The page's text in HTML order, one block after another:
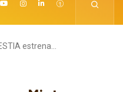
estrena…